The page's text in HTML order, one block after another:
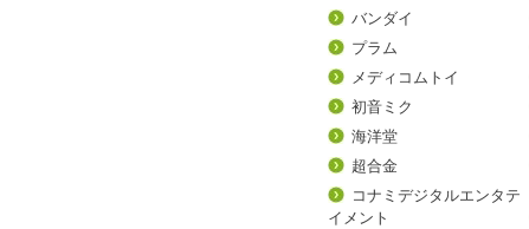
バンダイ
プラム
メディコムトイ
初音ミク
海洋堂
超合金
コナミデジタルエンタテ
イメント